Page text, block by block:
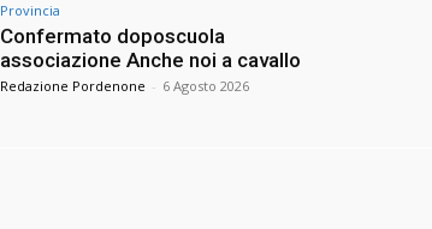
Provincia
Confermato doposcuola
associazione Anche noi a cavallo
Redazione Pordenone - 6 Agosto 2026